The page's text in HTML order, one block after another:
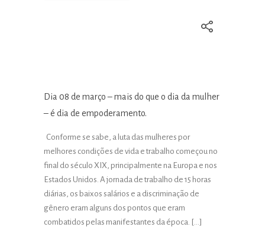
Dia 08 de março – mais do que o dia da mulher
– é dia de empoderamento.
Conforme se sabe, a luta das mulheres por
melhores condições de vida e trabalho começou no
final do século XIX, principalmente na Europa e nos
Estados Unidos. A jornada de trabalho de 15 horas
diárias, os baixos salários e a discriminação de
gênero eram alguns dos pontos que eram
combatidos pelas manifestantes da época. […]